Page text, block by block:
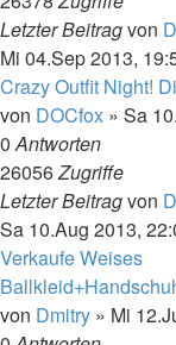
Letzter Beitragvon
Mi 04.Sep 2013,
Crazy Outfit Night!
von DOCfox » Sa
0Antworten
26056Zugriffe
Letzter Beitragvon
Sa 10.Aug 2013,
Verkaufe Weises
von Dmitry » Mi